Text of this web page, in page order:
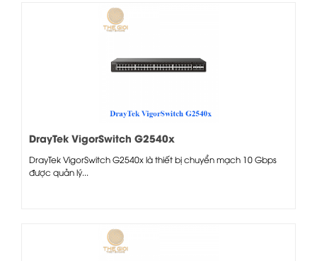
DrayTek VigorSwitch G2540x
DrayTek VigorSwitch G2540x là thiết bị chuyển mạch 10 Gbps
được quản lý...